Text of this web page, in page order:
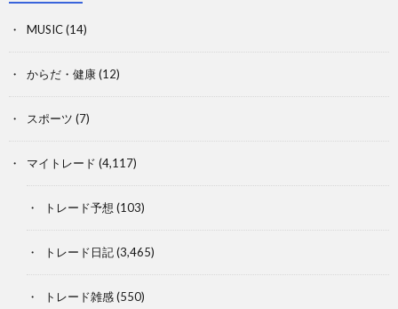
MUSIC(14)
からだ・健康(12)
スポーツ (7)
マイトレード (4,117)
トレード予想 (103)
トレード日記(3,465)
トレード雑感(550)